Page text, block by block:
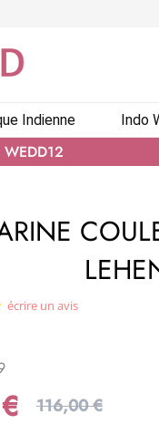
Indienne Indo
0.0
écrire un avis
116,00 €